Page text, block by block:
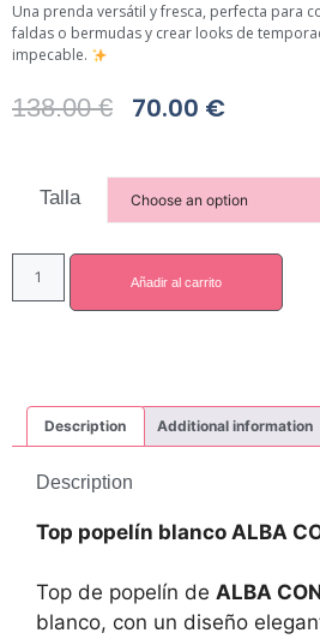
Una prenda versátil y fresca, perfecta para
faldas o bermudas y crear looks de
impecable.
138.00€ 70.00 €
Talla
Añadir al carrito
Description Additional information
Description
Top popelín blanco ALBA
Top de popelín de ALBA
blanco, con un diseño